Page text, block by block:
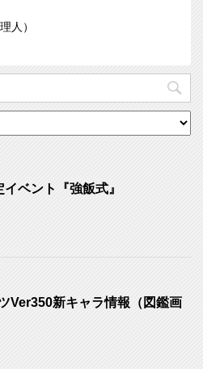
人）
ベント『強飯式』
Ver350新キャラ情報（図鑑画